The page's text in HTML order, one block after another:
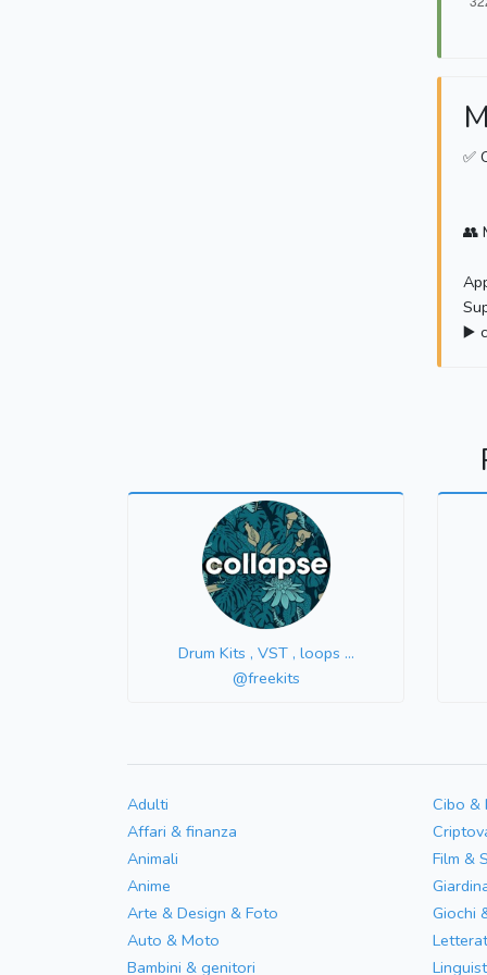
✅
👥
▶️
Drum Kits , VST , loops ...
@freekits
Adulti
Affari & finanza
Animali
Anime
Arte & Design & Foto
Auto & Moto
Bambini & genitori
Cibo &
Film &
Giochi